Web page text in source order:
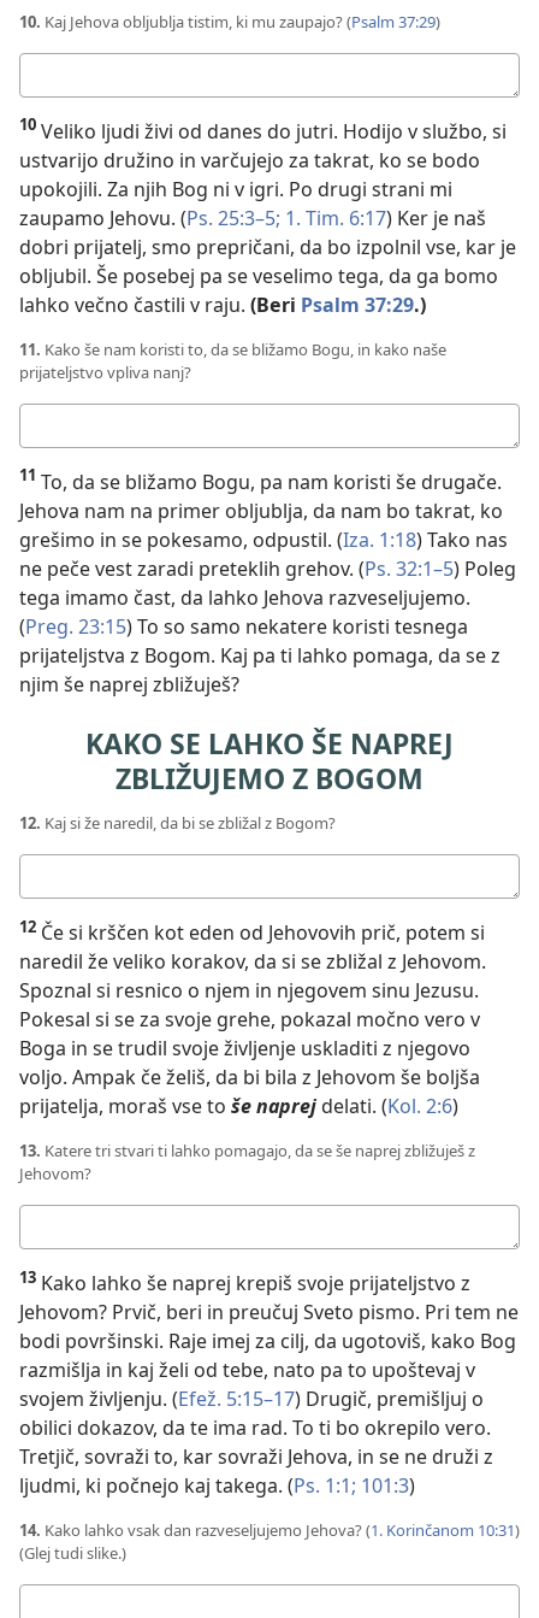
10. Kaj Jehova obljublja tistim, ki mu zaupajo? (Psalm 37:29)
odgovor:
10 Veliko ljudi živi od danes do jutri. Hodijo v službo, si
ustvarijo družino in varčujejo za takrat, ko se bodo
upokojili. Za njih Bog ni v igri. Po drugi strani mi
zaupamo Jehovu. (Ps. 25:3–5; 1. Tim. 6:17) Ker je naš
dobri prijatelj, smo prepričani, da bo izpolnil vse, kar je
obljubil. Še posebej pa se veselimo tega, da ga bomo
lahko večno častili v raju. (Beri Psalm 37:29.)
11. Kako še nam koristi to, da se bližamo Bogu, in kako naše
prijateljstvo vpliva nanj?
odgovor:
11 To, da se bližamo Bogu, pa nam koristi še drugače.
Jehova nam na primer obljublja, da nam bo takrat, ko
grešimo in se pokesamo, odpustil. (Iza. 1:18) Tako nas
ne peče vest zaradi preteklih grehov. (Ps. 32:1–5) Poleg
tega imamo čast, da lahko Jehova razveseljujemo.
(Preg. 23:15) To so samo nekatere koristi tesnega
prijateljstva z Bogom. Kaj pa ti lahko pomaga, da se z
njim še naprej zbližuješ?
KAKO SE LAHKO ŠE NAPREJ
ZBLIŽUJEMO Z BOGOM
12. Kaj si že naredil, da bi se zbližal z Bogom?
odgovor:
12 Če si krščen kot eden od Jehovovih prič, potem si
naredil že veliko korakov, da si se zbližal z Jehovom.
Spoznal si resnico o njem in njegovem sinu Jezusu.
Pokesal si se za svoje grehe, pokazal močno vero v
Boga in se trudil svoje življenje uskladiti z njegovo
voljo. Ampak če želiš, da bi bila z Jehovom še boljša
prijatelja, moraš vse to še naprejdelati. (Kol. 2:6)
13. Katere tri stvari ti lahko pomagajo, da se še naprej zbližuješ z
Jehovom?
odgovor:
13 Kako lahko še naprej krepiš svoje prijateljstvo z
Jehovom? Prvič, beri in preučuj Sveto pismo. Pri tem ne
bodi površinski. Raje imej za cilj, da ugotoviš, kako Bog
razmišlja in kaj želi od tebe, nato pa to upoštevaj v
svojem življenju. (Efež. 5:15–17) Drugič, premišljuj o
obilici dokazov, da te ima rad. To ti bo okrepilo vero.
Tretjič, sovraži to, kar sovraži Jehova, in se ne druži z
ljudmi, ki počnejo kaj takega. (Ps. 1:1; 101:3)
14. Kako lahko vsak dan razveseljujemo Jehova? (1. Korinčanom 10:31)
(Glej tudi slike.)